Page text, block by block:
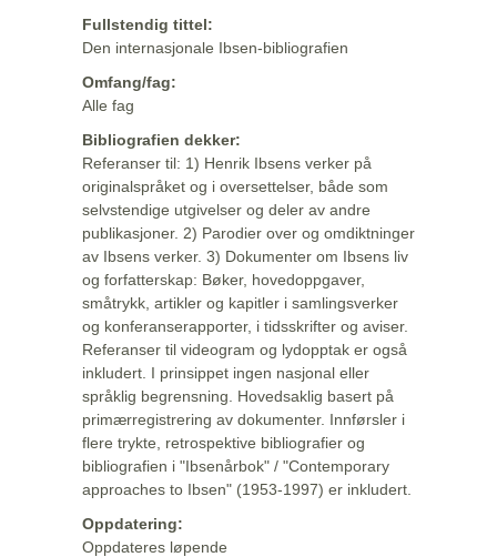
Fullstendig tittel:
Den internasjonale Ibsen-bibliografien
Omfang/fag:
Alle fag
Bibliografien dekker:
Referanser til: 1) Henrik Ibsens verker på
originalspråket og i oversettelser, både som
selvstendige utgivelser og deler av andre
publikasjoner. 2) Parodier over og omdiktninger
av Ibsens verker. 3) Dokumenter om Ibsens liv
og forfatterskap: Bøker, hovedoppgaver,
småtrykk, artikler og kapitler i samlingsverker
og konferanserapporter, i tidsskrifter og aviser.
Referanser til videogram og lydopptak er også
inkludert. I prinsippet ingen nasjonal eller
språklig begrensning. Hovedsaklig basert på
primærregistrering av dokumenter. Innførsler i
flere trykte, retrospektive bibliografier og
bibliografien i "Ibsenårbok" / "Contemporary
approaches to Ibsen" (1953-1997) er inkludert.
Oppdatering:
Oppdateres løpende